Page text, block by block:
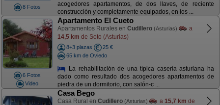
8 Fotos
acogedores apartamentos, de dos llaves, de reciente
construcción y completamente equipados, en los ...
6 Fotos
Video
Apartamento El Cueto
Apartamentos Rurales en Cudillero (Asturias)
a
14,5 km de Soto (Asturias)
8+3 plazas
25 €
65 km de Oviedo
La rehabilitación de una típica casería asturiana ha
dado como resultado dos acogedores apartamentos de
piedra de un dormitorio, con salón-c ...
Casa Bego
Casa Rural en Cudillero (Asturias) a 15,7 km de